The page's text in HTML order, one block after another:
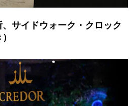
サイドウォーク・クロック